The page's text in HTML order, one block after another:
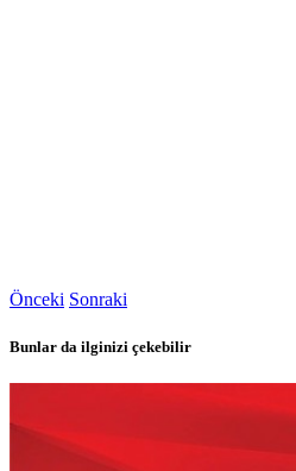
Önceki Sonraki
Bunlar da ilginizi çekebilir